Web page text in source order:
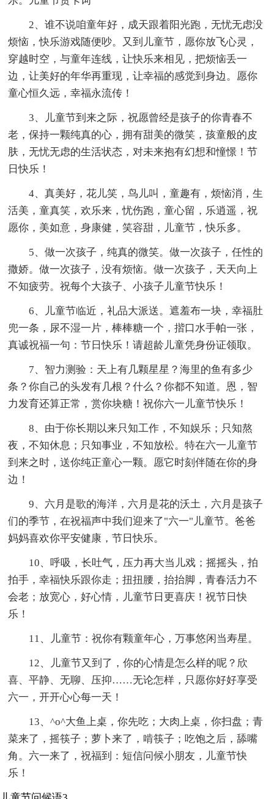
2、谁不说咱童年好，成天跟着阳光跑，无忧无虑没
烦恼，快乐游戏随便吵。又到儿童节，愿你放飞心灵，
穿越时空，与童年连线，让快乐来相见，把烦恼丢一
边，让美好的年华再重现，让幸福的感觉到身边。愿你
童心恒久远，幸福永流传！
3、儿童节到来之际，祝愿曾经是孩子的你青春不
老，保持一颗纯真的心，拥有甜美的微笑，孩童般的皮
肤，无忧无虑的生活状态，对未来抱有幻想和憧憬！节
日快乐！
4、真美好，花儿笑，鸟儿叫，童趣有，烦恼消，生
活美，童真笑，欢乐来，忧伤跑，童心留，乐逍遥，祝
愿你，美如意，身康健，笑容甜，儿童节，快乐多。
5、做一次孩子，纯真的微笑。做一次孩子，任性的
撒娇。做一次孩子，没有烦恼。做一次孩子，天天向上
不知疲劳。祝每个大孩子、小孩子儿童节快乐！
6、儿童节临近，礼品大派送。遮羞布一块，幸福肚
兜一条，尿不湿一片，棒棒糖一个，揩口水手帕一张，
真诚祝福一句：节日快乐！请超龄儿童凭身份证领取。
7、智力测验：天上有几颗星星？海里的鱼有多少
条？你自己的头发有几根？什么？你都不知道。恩，智
力发育还算正常，赏你块糖！祝你六一儿童节快乐！
8、由于你长期以来只知工作，不知娱乐；只知熬
夜，不知休息；只知事业，不知放松。特在六一儿童节
到来之时，送你纯正童心一颗。愿它时刻伴随在你的身
边！
9、六月是歌的海洋，六月是花的沃土，六月是孩子
们的季节，在祝福声中我们迎来了"六一"儿童节。爸爸
妈妈喜欢你平安健康，节日快乐。
10、呼吸，长吐气，压力再大当儿戏；摇摇头，拍
拍手，幸福快乐跟你走；扭扭腰，抬抬脚，青春活力不
会老；放宽心，好心情，儿童节日更喜庆！祝节日快
乐！
11、儿童节：祝你有颗童年心，万事悠闲当寿星。
12、儿童节又到了，你的心情是怎么样的呢？欣
喜、平静、无聊、压抑……无论怎样，只愿你好好享受
六一，开开心心每一天！
13、^o^大鱼上桌，你先吃；大肉上桌，你扫盘；青
菜来了，摇筷子；萝卜来了，啃筷子；吃饱之后，舔嘴
角。六一来了，祝福到：短信问候小朋友，儿童节快
乐！